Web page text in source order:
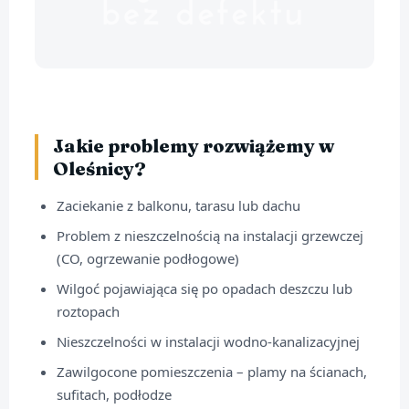
Jakie problemy rozwiążemy w
Oleśnicy?
Zaciekanie z balkonu, tarasu lub dachu
Problem z nieszczelnością na instalacji grzewczej
(CO, ogrzewanie podłogowe)
Wilgoć pojawiająca się po opadach deszczu lub
roztopach
Nieszczelności w instalacji wodno-kanalizacyjnej
Zawilgocone pomieszczenia – plamy na ścianach,
sufitach, podłodze